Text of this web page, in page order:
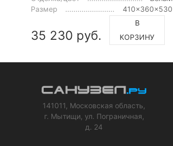
Размер
410x360x530
35 230 руб.
В
КОРЗИНУ
141011, Московская область,
г. Мытищи, ул. Пограничная,
д. 24